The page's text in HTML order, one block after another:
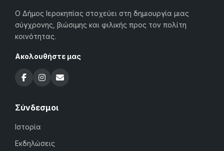
Ο Δήμος Ιεροκηπίας στοχεύει στη δημιουργία μιας
σύγχρονης, βιώσιμης και φιλικής προς τον πολίτη
κοινότητας.
Ακολουθήστε μας
Σύνδεσμοι
Ιστορία
Εκδηλώσεις